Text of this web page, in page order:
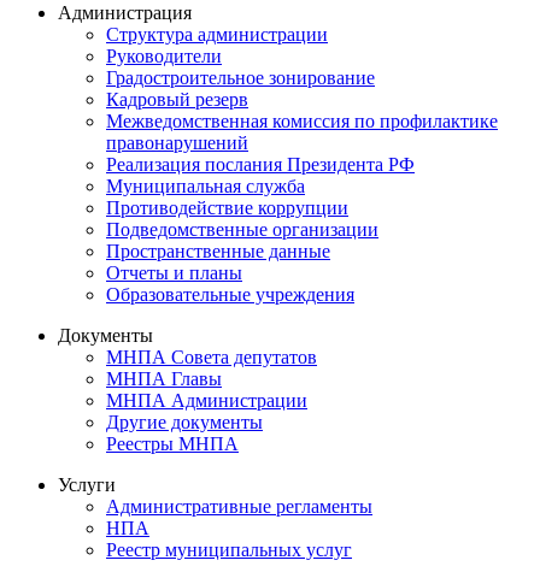
Администрация
Структура администрации
Руководители
Градостроительное зонирование
Кадровый резерв
Межведомственная комиссия по профилактике
правонарушений
Реализация послания Президента РФ
Муниципальная служба
Противодействие коррупции
Подведомственные организации
Пространственные данные
Отчеты и планы
Образовательные учреждения
Документы
МНПА Совета депутатов
МНПА Главы
МНПА Администрации
Другие документы
Реестры МНПА
Услуги
Административные регламенты
НПА
Реестр муниципальных услуг